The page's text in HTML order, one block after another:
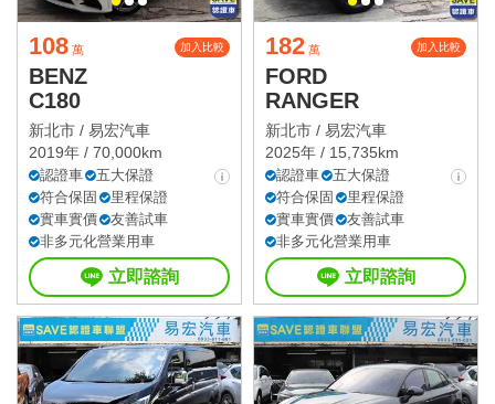
108 萬 加入比較
BENZ
C180
新北市 / 易宏汽車
2019年 / 70,000km
認證車
五大保證
符合保固
里程保證
實車實價
友善試車
非多元化營業用車
立即諮詢
182 萬 加入比較
FORD
RANGER
新北市 / 易宏汽車
2025年 / 15,735km
認證車
五大保證
符合保固
里程保證
實車實價
友善試車
非多元化營業用車
立即諮詢